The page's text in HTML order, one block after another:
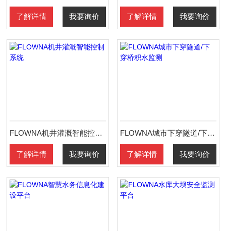
了解详情 我要询价 了解详情 我要询价
FLOWNA机井灌溉智能控制系统
了解详情 我要询价
FLOWNA城市下穿隧道/下穿桥积水监测
了解详情 我要询价